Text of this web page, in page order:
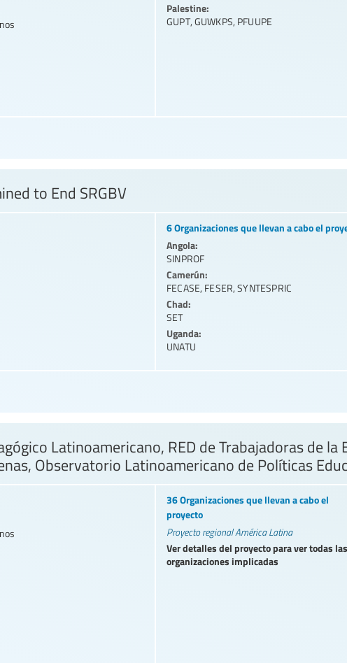
Palestine:
GUPT, GUWKPS, PFUUPE
to End SRGBV
6 Organizaciones que llevan a cabo el
Angola:
SINPROF
Camerún:
FECASE, FESER,SYNTESPRIC
Chad:
SET
Uganda:
UNATU
Latinoamericano, RED de Trabajadoras de la
Observatorio Latinoamericano de Políticas
36 Organizaciones que llevan a cabo el
proyecto
Proyecto regional América Latina
Ver detalles del proyecto para ver todas las
organizaciones implicadas